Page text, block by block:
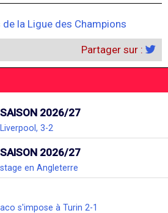
la Ligue des Champions
Partager sur :
2026/27
3-2
2026/27
en Angleterre
s'impose à Turin 2-1